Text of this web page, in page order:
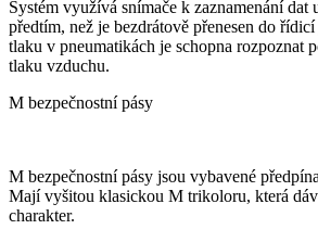
Systém využívá snímače k zaznamenání dat
předtím, než je bezdrátově přenesen do
tlaku v pneumatikách je schopna rozpoznat
tlaku vzduchu.
M bezpečnostní pásy
M bezpečnostní pásy jsou vybavené
Mají vyšitou klasickou M trikoloru, která
charakter.